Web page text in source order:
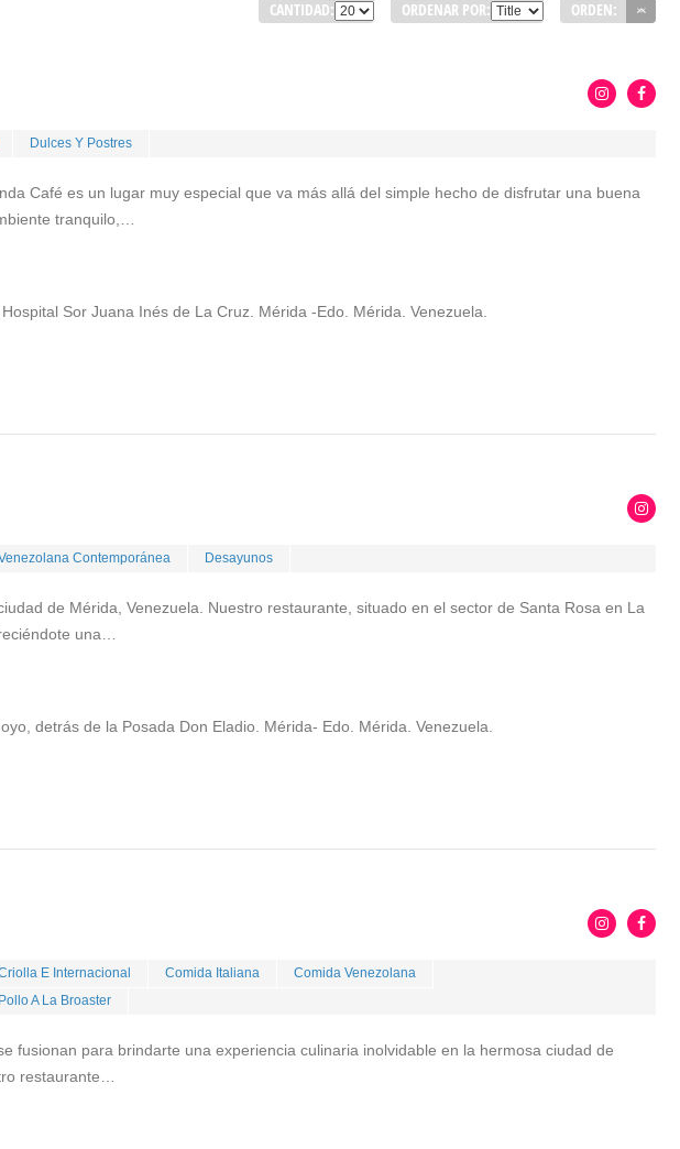
CANTIDAD: ORDENAR POR: ORDEN:
Dulces Y Postres
Café es un lugar muy especial que va más allá del simple hecho de disfrutar una buena
tranquilo,…
Sor Juana Inés de La Cruz. Mérida -Edo. Mérida. Venezuela.
Contemporánea Desayunos
de Mérida, Venezuela. Nuestro restaurante, situado en el sector de Santa Rosa en La
una…
detrás de la Posada Don Eladio. Mérida- Edo. Mérida. Venezuela.
E Internacional Comida Italiana
Comida Venezolana
Pollo A La Broaster
fusionan para brindarte una experiencia culinaria inolvidable en la hermosa ciudad de
restaurante…